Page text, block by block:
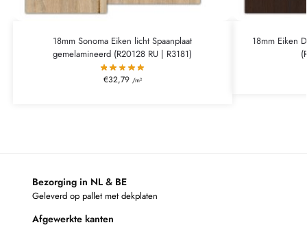
18mm Sonoma Eiken licht Spaanplaat
gemelamineerd (R20128 RU | R3181)
€32,79 /m²
18mm Eiken
Bezorging in NL & BE
Geleverd op pallet met dekplaten
Afgewerkte kanten